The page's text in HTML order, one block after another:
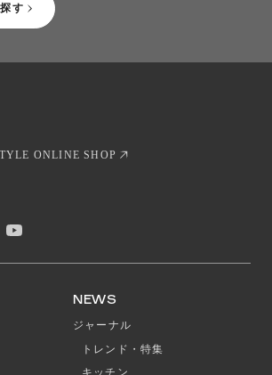
す
ONLINE SHOP
NEWS
ジャーナル
トレンド・特集
キッチン